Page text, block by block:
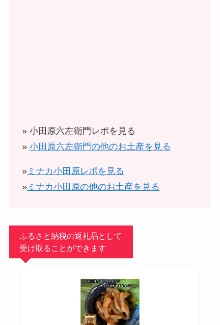
» 小田原六左衛門レポを見る
» 小田原六左衛門の他のお土産を見る
»ミナカ小田原レポを見る
»ミナカ小田原の他のお土産を見る
ふるさと納税の返礼品として
受け取ることができます